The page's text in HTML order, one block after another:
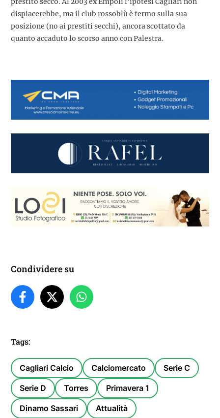
dispiacerebbe, ma il club rossoblù è fermo sulla sua
posizione (no ai prestiti secchi), ancora scottato da
quanto accaduto lo scorso anno con Palestra.
Condividere su
Tags:
Cagliari Calcio Calciomercato Serie C
Serie D Torres Primavera 1
Dinamo Sassari Attualità